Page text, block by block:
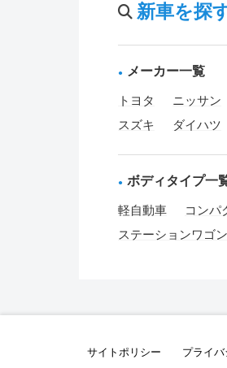
新車を探
メーカー一覧
トヨタ ニッサン
スズキ
ダイハツ
ボディタイプ一
軽自動車 コンパ
ステーションワゴン
サイトポリシー プライ